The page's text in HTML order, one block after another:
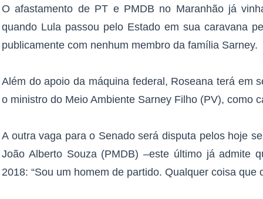
O afastamento de PT e PMDB no Maranhão já
quando Lula passou pelo Estado em sua caravana
publicamente com nenhum membro da família Sarney.
Além do apoio da máquina federal, Roseana terá em
o ministro do Meio Ambiente Sarney Filho (PV), como
A outra vaga para o Senado será disputa pelos hoje
João Alberto Souza (PMDB) –este último já admite
2018: “Sou um homem de partido. Qualquer coisa que